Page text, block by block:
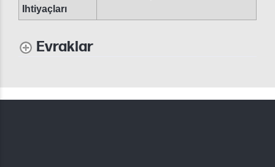
Ihtiyaçları
Evraklar